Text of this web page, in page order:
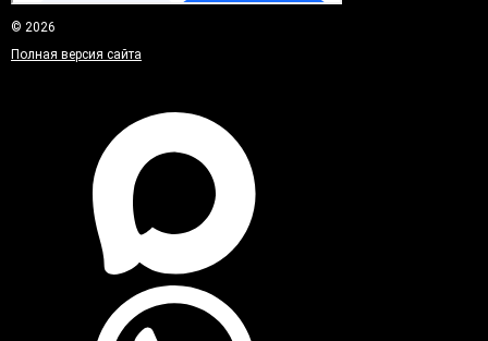
© 2026
Полная версия сайта